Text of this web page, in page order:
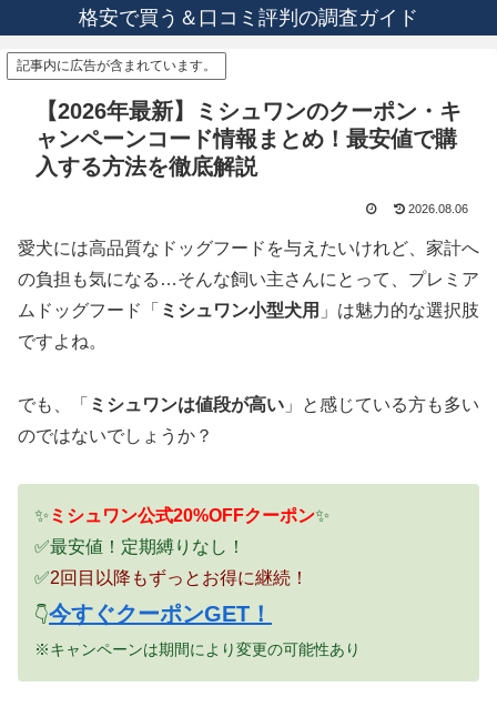
格安で買う＆口コミ評判の調査ガイド
記事内に広告が含まれています。
【2026年最新】ミシュワンのクーポン・キ
ャンペーンコード情報まとめ！最安値で購
入する方法を徹底解説
2026.08.06
愛犬には高品質なドッグフードを与えたいけれど、家計へ
の負担も気になる…そんな飼い主さんにとって、プレミア
ムドッグフード「 ミシュワン小型犬用 」は魅力的な選択肢
ですよね。
でも、「 ミシュワンは値段が高い 」と感じている方も多い
のではないでしょうか？
✨ ミシュワン公式20%OFFクーポン✨
✅最安値！定期縛りなし！
✅2回目以降もずっとお得に継続！
👇今すぐクーポンGET！
※キャンペーンは期間により変更の可能性あり